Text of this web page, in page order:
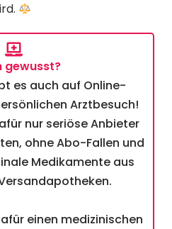
gewusst?
es auch auf Online-
Arztbesuch!
nur seriöse Anbieter
ohne Abo-Fallen und
Medikamente aus
einen medizinischen